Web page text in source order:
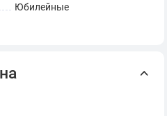
Юбилейные